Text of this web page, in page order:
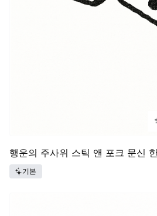
행운의 주사위 스틱 앤 포크 문신
기본